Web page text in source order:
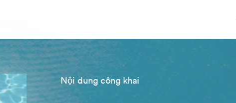
Nội dung công khai